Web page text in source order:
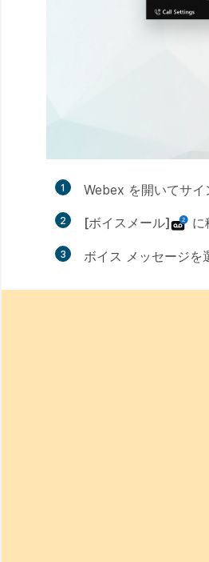
1 Webex を開いてサイ
2 [ボイスメール] に
3 ボイス メッセージを